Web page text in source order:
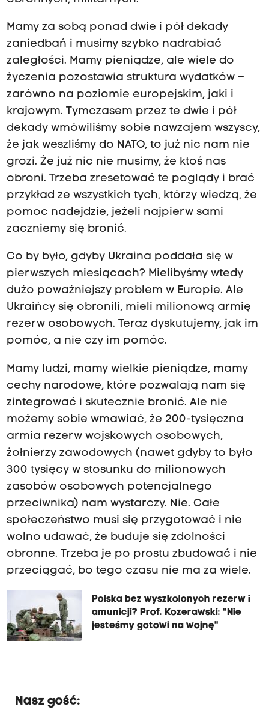
Mamy za sobą ponad dwie i pół dekady
zaniedbań i musimy szybko nadrabiać
zaległości. Mamy pieniądze, ale wiele do
życzenia pozostawia struktura wydatków –
zarówno na poziomie europejskim, jaki i
krajowym. Tymczasem przez te dwie i pół
dekady wmówiliśmy sobie nawzajem wszyscy,
że jak weszliśmy do NATO, to już nic nam nie
grozi. Że już nic nie musimy, że ktoś nas
obroni. Trzeba zresetować te poglądy i brać
przykład ze wszystkich tych, którzy wiedzą, że
pomoc nadejdzie, jeżeli najpierw sami
zaczniemy się bronić.
Co by było, gdyby Ukraina poddała się w
pierwszych miesiącach? Mielibyśmy wtedy
dużo poważniejszy problem w Europie. Ale
Ukraińcy się obronili, mieli milionową armię
rezerw osobowych. Teraz dyskutujemy, jak im
pomóc, a nie czy im pomóc.
Mamy ludzi, mamy wielkie pieniądze, mamy
cechy narodowe, które pozwalają nam się
zintegrować i skutecznie bronić. Ale nie
możemy sobie wmawiać, że 200-tysięczna
armia rezerw wojskowych osobowych,
żołnierzy zawodowych (nawet gdyby to było
300 tysięcy w stosunku do milionowych
zasobów osobowych potencjalnego
przeciwnika) nam wystarczy. Nie. Całe
społeczeństwo musi się przygotować i nie
wolno udawać, że buduje się zdolności
obronne. Trzeba je po prostu zbudować i nie
przeciągać, bo tego czasu nie ma za wiele.
Polska bez wyszkolonych rezerw i
amunicji? Prof. Kozerawski: "Nie
jesteśmy gotowi na wojnę"
Nasz gość: